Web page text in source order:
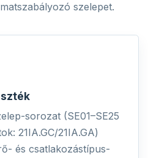
szelepet.
sorozat (SE01–SE25
21IA.GC/21IA.GA)
és csatlakozástípus-